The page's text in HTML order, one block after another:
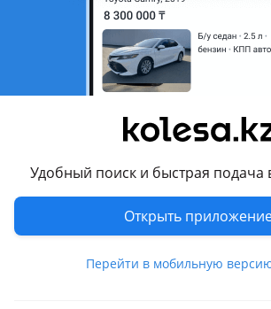
Удобный поиск и быстрая
Открыть
Перейти в мобильную
Возможна рассрочка или
Подходит на авто
Hyundai Grandeur
2009 - 2011 TG рестайлинг, 2011 - 2016
поколение рестайлинг (LM/EL/ELH)
Показать больше